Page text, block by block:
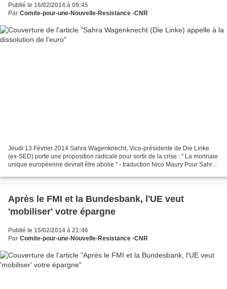
Publié le 16/02/2014 à 09:45
Par Comite-pour-une-Nouvelle-Resistance -CNR
Jeudi 13 Février 2014 Sahra Wagenknecht, Vice-présidente de Die Linke
(ex-SED) porte une proposition radicale pour sortir de la crise : " La monnaie
unique européenne devrait être abolie " - traduction Nico Maury Pour Sahra
Après le FMI et la Bundesbank, l'UE veut
'mobiliser' votre épargne
Publié le 15/02/2014 à 21:46
Par Comite-pour-une-Nouvelle-Resistance -CNR